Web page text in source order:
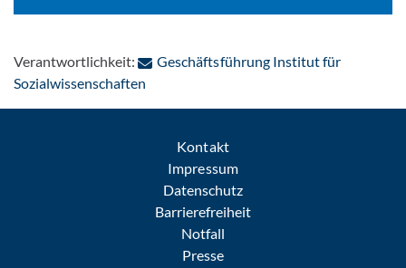
Verantwortlichkeit:
Geschäftsführung Institut für
Sozialwissenschaften
Kontakt
Impressum
Datenschutz
Barrierefreiheit
Notfall
Presse